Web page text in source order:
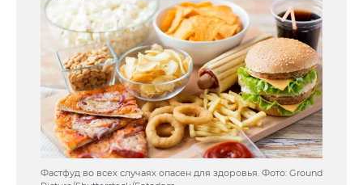
Фастфуд во всех случаях опасен для здоровья. Фото: Ground